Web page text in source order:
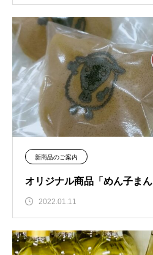
新商品のご案内
オリジナル商品「めん子ま
2022.01.11